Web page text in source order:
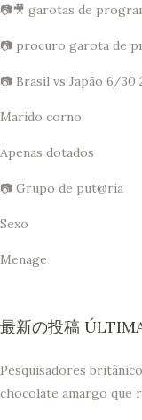
📷🎥 garotas de
📷 procuro garota de
📷 Brasil vs Japão 6/30
Marido corno
Apenas dotados
📷 Grupo de put@ria
Sexo
Menage
最新の投稿
Pesquisadores
chocolate amargo que